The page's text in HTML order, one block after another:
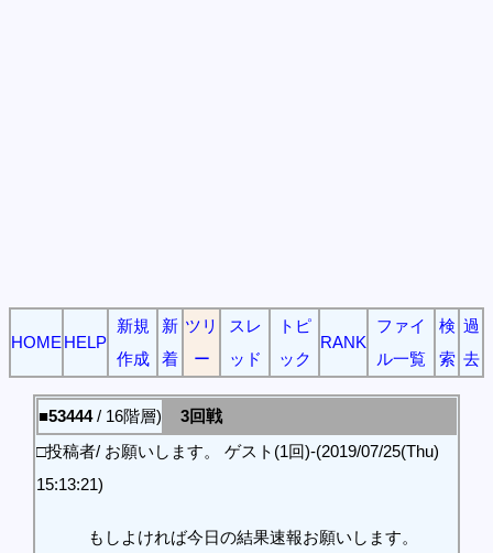
HOME HELP
新規
作成
新
着
ツリ
ー
スレ
ッド
トピ
ック
RANK
ファイ
ル一覧
検
索
過
去
■53444/ 16階層)
3回戦
□投稿者/ お願いします。 ゲスト(1回)-(2019/07/25(Thu)
15:13:21)
もしよければ今日の結果速報お願いします。